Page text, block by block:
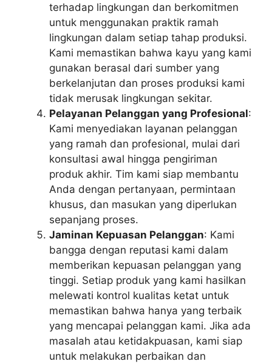
terhadap lingkungan dan berkomitmen
untuk menggunakan praktik ramah
lingkungan dalam setiap tahap produksi.
Kami memastikan bahwa kayu yang kami
gunakan berasal dari sumber yang
berkelanjutan dan proses produksi kami
tidak merusak lingkungan sekitar.
Pelayanan Pelanggan yang Profesional:
Kami menyediakan layanan pelanggan
yang ramah dan profesional, mulai dari
konsultasi awal hingga pengiriman
produk akhir. Tim kami siap membantu
Anda dengan pertanyaan, permintaan
khusus, dan masukan yang diperlukan
sepanjang proses.
Jaminan Kepuasan Pelanggan: Kami
bangga dengan reputasi kami dalam
memberikan kepuasan pelanggan yang
tinggi. Setiap produk yang kami hasilkan
melewati kontrol kualitas ketat untuk
memastikan bahwa hanya yang terbaik
yang mencapai pelanggan kami. Jika ada
masalah atau ketidakpuasan, kami siap
untuk melakukan perbaikan dan